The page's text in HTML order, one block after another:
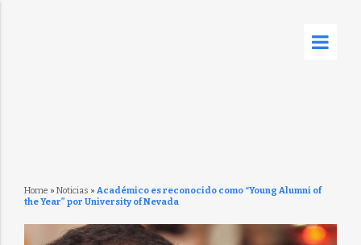
Home » Noticias » Académico es reconocido como “Young Alumni of
the Year” por University of Nevada